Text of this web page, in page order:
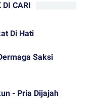
DI CARI
Di Hati
Saksi
- Pria Dijajah